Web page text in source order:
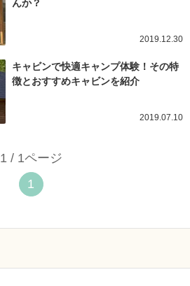
んか？
2019.12.30
キャビンで快適キャンプ体験！その特
徴とおすすめキャビンを紹介
2019.07.10
1 / 1ページ
1